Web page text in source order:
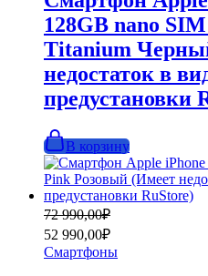
128GB nano
Titanium
недостаток в
предустановки
В корзину
72 990,00₽
Первоначальная
цена
составляла
72
52 990,00₽
Текущая
цена:
52
990,00₽.
Смартфоны